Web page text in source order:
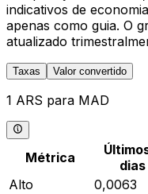
indicativos de
apenas como guia. O
atualizado
Taxas Valor convertido
1 ARS para MAD
Métrica
dias
Alto
0,0063